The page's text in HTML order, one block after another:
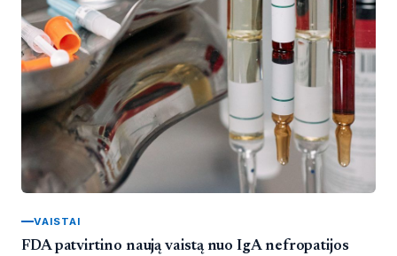
VAISTAI
FDA patvirtino naują vaistą nuo IgA nefropatijos